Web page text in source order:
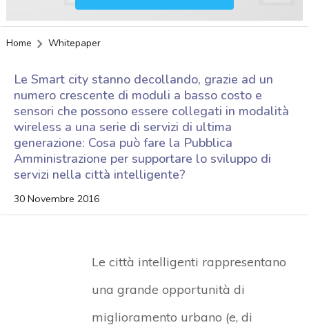
Home Whitepaper
Le Smart city stanno decollando, grazie ad un
numero crescente di moduli a basso costo e
sensori che possono essere collegati in modalità
wireless a una serie di servizi di ultima
generazione: Cosa può fare la Pubblica
Amministrazione per supportare lo sviluppo di
servizi nella città intelligente?
30 Novembre 2016
Le città intelligenti rappresentano
una grande opportunità di
miglioramento urbano (e, di